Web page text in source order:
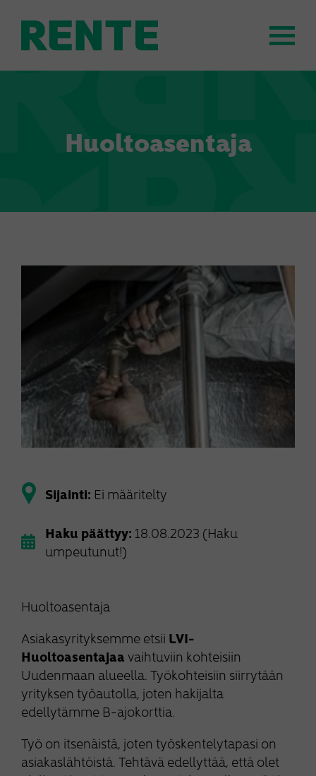
Huoltoasentaja
Sijainti: Ei määritelty
Haku päättyy: 18.08.2023 (Haku
umpeutunut!)
Huoltoasentaja
Asiakasyrityksemme etsii LVI-
Huoltoasentajaavaihtuviin kohteisiin
Uudenmaan alueella. Työkohteisiin siirrytään
yrityksen työautolla, joten hakijalta
edellytämme B-ajokorttia.
Työ on itsenäistä, joten työskentelytapasi on
asiakaslähtöistä. Tehtävä edellyttää, että olet